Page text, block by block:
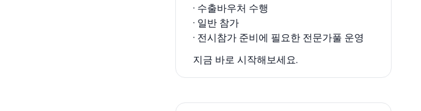
· 수출바우처 수행
· 일반 참가
· 전시참가 준비에 필요한 전문가풀 운영
지금 바로 시작해보세요.